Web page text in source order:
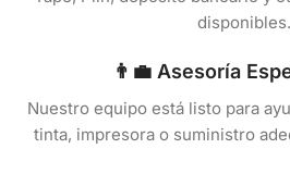
disponibles.
👨‍💼 Asesoría
Nuestro equipo está listo para
tinta, impresora o suministro